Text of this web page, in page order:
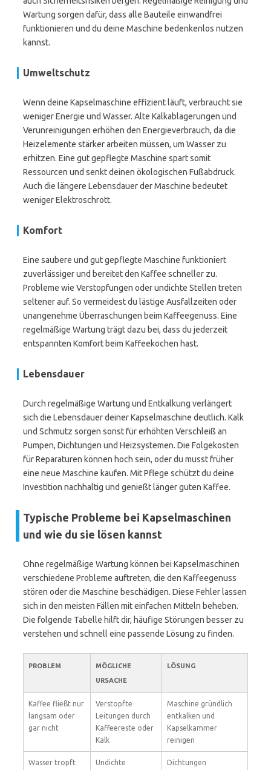
Wartung sorgen dafür, dass alle Bauteile einwandfrei
funktionieren und du deine Maschine bedenkenlos nutzen
kannst.
Umweltschutz
Wenn deine Kapselmaschine effizient läuft, verbraucht sie
weniger Energie und Wasser. Alte Kalkablagerungen und
Verunreinigungen erhöhen den Energieverbrauch, da die
Heizelemente stärker arbeiten müssen, um Wasser zu
erhitzen. Eine gut gepflegte Maschine spart somit
Ressourcen und senkt deinen ökologischen Fußabdruck.
Auch die längere Lebensdauer der Maschine bedeutet
weniger Elektroschrott.
Komfort
Eine saubere und gut gepflegte Maschine funktioniert
zuverlässiger und bereitet den Kaffee schneller zu.
Probleme wie Verstopfungen oder undichte Stellen treten
seltener auf. So vermeidest du lästige Ausfallzeiten oder
unangenehme Überraschungen beim Kaffeegenuss. Eine
regelmäßige Wartung trägt dazu bei, dass du jederzeit
entspannten Komfort beim Kaffeekochen hast.
Lebensdauer
Durch regelmäßige Wartung und Entkalkung verlängert
sich die Lebensdauer deiner Kapselmaschine deutlich. Kalk
und Schmutz sorgen sonst für erhöhten Verschleiß an
Pumpen, Dichtungen und Heizsystemen. Die Folgekosten
für Reparaturen können hoch sein, oder du musst früher
eine neue Maschine kaufen. Mit Pflege schützt du deine
Investition nachhaltig und genießt länger guten Kaffee.
Typische Probleme bei Kapselmaschinen
und wie du sie lösen kannst
Ohne regelmäßige Wartung können bei Kapselmaschinen
verschiedene Probleme auftreten, die den Kaffeegenuss
stören oder die Maschine beschädigen. Diese Fehler lassen
sich in den meisten Fällen mit einfachen Mitteln beheben.
Die folgende Tabelle hilft dir, häufige Störungen besser zu
verstehen und schnell eine passende Lösung zu finden.
PROBLEM
MÖGLICHE
URSACHE
LÖSUNG
Kaffee fließt nur
langsam oder
gar nicht
Verstopfte
Leitungen durch
Kaffeereste oder
Kalk
Maschine gründlich
entkalken und
Kapselkammer
reinigen
Wasser tropft
Undichte
Dichtungen